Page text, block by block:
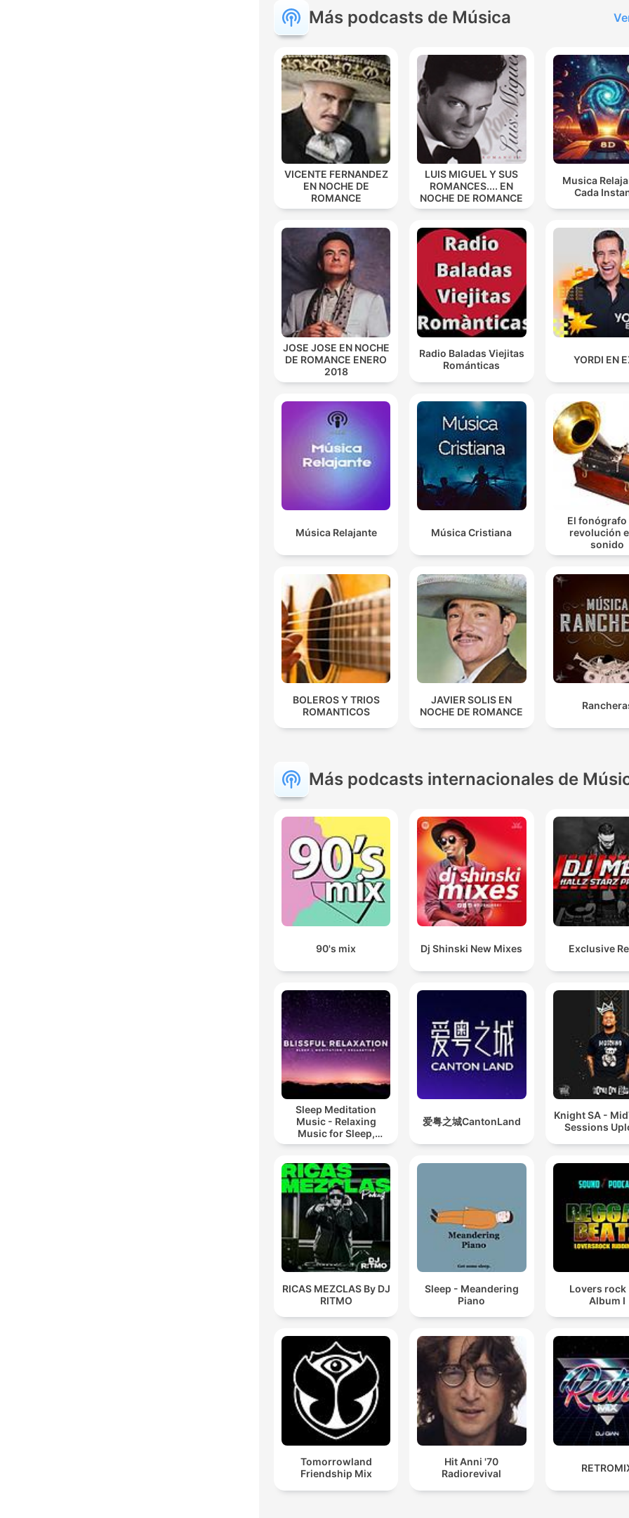
Más podcasts de Música
VICENTE FERNANDEZ
EN NOCHE DE
ROMANCE
LUIS MIGUEL Y SUS
ROMANCES.... EN
NOCHE DE ROMANCE
Musica
Cada
JOSE JOSE EN NOCHE
DE ROMANCE ENERO
2018
Radio Baladas Viejitas
Románticas
YORDI EN
Música Relajante Música Cristiana
El fonógrafo
revolución
sonido
BOLEROS Y TRIOS
ROMANTICOS
JAVIER SOLIS EN
NOCHE DE ROMANCE
Más podcasts internacionales de
90's mix Dj Shinski New Mixes Exclusive
Sleep Meditation
Music - Relaxing
Music for Sleep,
Meditation &
爱粤之城CantonLand
Knight SA -
Sessions
RICAS MEZCLAS By DJ
RITMO
Sleep - Meandering
Piano
Lovers rock
Album I
Tomorrowland
Friendship Mix
Hit Anni '70
Radiorevival